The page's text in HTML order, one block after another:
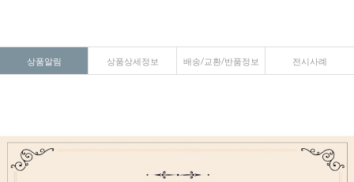
상품알림 상품상세정보 배송/교환/반품정보 전시사례